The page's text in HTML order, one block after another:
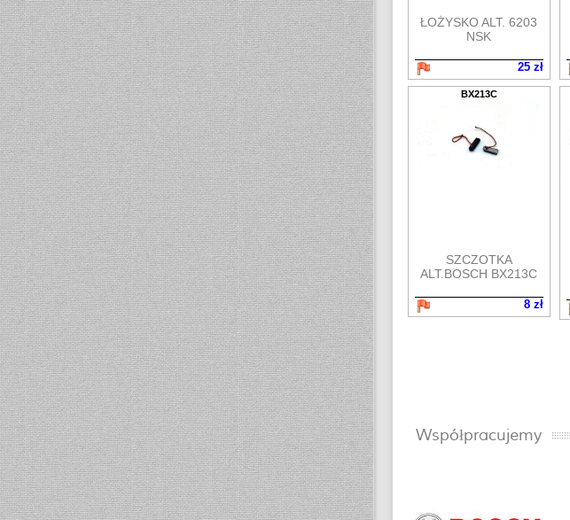
ŁOŻYSKO ALT. 6203
NSK
25 zł
BX213C
SZCZOTKA
ALT.BOSCH BX213C
8 zł
Współpracujemy